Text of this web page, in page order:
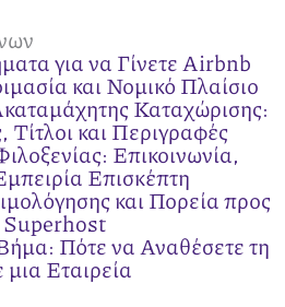
για να Γίνετε Airbnb
και Νομικό Πλαίσιο
Καταχώρισης:
και Περιγραφές
Επικοινωνία,
Επισκέπτη
και Πορεία προς
Superhost
Πότε να Αναθέσετε τη
μια Εταιρεία